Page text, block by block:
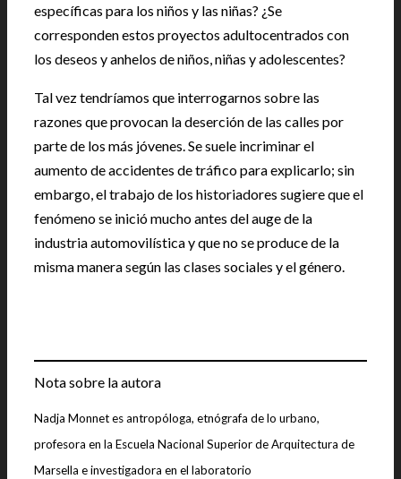
específicas para los niños y las niñas? ¿Se
corresponden estos proyectos adultocentrados con
los deseos y anhelos de niños, niñas y adolescentes?
Tal vez tendríamos que interrogarnos sobre las
razones que provocan la deserción de las calles por
parte de los más jóvenes. Se suele incriminar el
aumento de accidentes de tráfico para explicarlo; sin
embargo, el trabajo de los historiadores sugiere que el
fenómeno se inició mucho antes del auge de la
industria automovilística y que no se produce de la
misma manera según las clases sociales y el género.
Nota sobre la autora
Nadja Monnet es antropóloga, etnógrafa de lo urbano,
profesora en la Escuela Nacional Superior de Arquitectura de
Marsella e investigadora en el laboratorio